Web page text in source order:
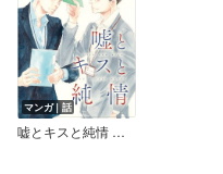
マンガ｜話
嘘とキスと純情 分冊版